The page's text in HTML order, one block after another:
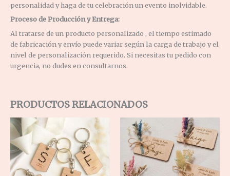
personalidad y haga de tu celebración un evento inolvidable.
Proceso de Producción y Entrega:
Al tratarse de un producto personalizado , el tiempo estimado
de fabricación y envío puede variar según la carga de trabajo y el
nivel de personalización requerido. Si necesitas tu pedido con
urgencia, no dudes en consultarnos.
PRODUCTOS RELACIONADOS
precios:
desde
1,57 €
hasta
1,63 €